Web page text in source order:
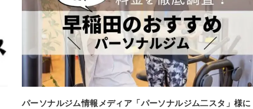
パーソナルジム情報メディア「パーソナルジム二スタ」様に